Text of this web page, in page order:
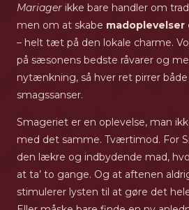
Mariager ikke bare handler om
men om at skabe madoplevelser
– helt tæt på den lokale charme.
på sæsonens bedste råvarer og
nytænkning, så hver ret pirrer både
smagssanser.
Smageriet er en oplevelse, man
med det samme. Tværtimod. For
den lækre og indbydende mad,
at ta’ to gange. Og at aftenen
stimulerer lysten til at gøre det